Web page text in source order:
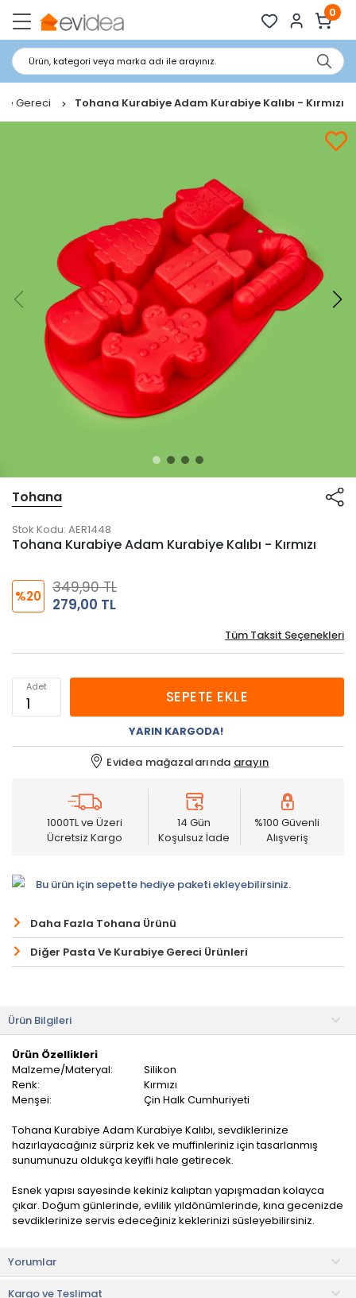
0
Ürün, kategori veya marka adı ile arayınız.
Gereci Tohana Kurabiye Adam Kurabiye Kalıbı - Kırmızı
Tohana
Stok Kodu: AER1448
Tohana Kurabiye Adam Kurabiye Kalıbı - Kırmızı
%20
349,90 TL
279,00 TL
Tüm Taksit Seçenekleri
Adet
SEPETE EKLE
YARIN KARGODA!
Evidea mağazalarında arayın
1000TL ve Üzeri
Ücretsiz Kargo
14 Gün
Koşulsuz İade
%100 Güvenli
Alışveriş
Bu ürün için sepette hediye paketi ekleyebilirsiniz.
Daha Fazla Tohana Ürünü
Diğer Pasta Ve Kurabiye Gereci Ürünleri
Ürün Bilgileri
Ürün Özellikleri
Malzeme/Materyal:
Silikon
Renk:
Kırmızı
Menşei:
Çin Halk Cumhuriyeti
Tohana Kurabiye Adam Kurabiye Kalıbı, sevdiklerinize
hazırlayacağınız sürpriz kek ve muffinleriniz için tasarlanmış
sunumunuzu oldukça keyifli hale getirecek.
Esnek yapısı sayesinde kekiniz kalıptan yapışmadan kolayca
çıkar. Doğum günlerinde, evlilik yıldönümlerinde, kına gecenizde
sevdiklerinize servis edeceğiniz keklerinizi süsleyebilirsiniz.
zararlı maddeler içermez.
Yorumlar
Kargo ve Teslimat